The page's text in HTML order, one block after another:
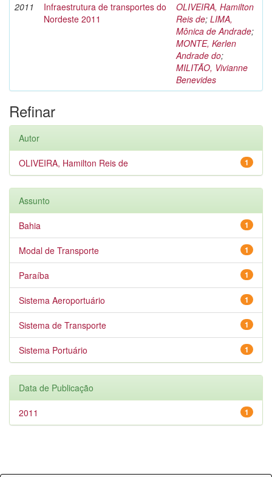
2011
Infraestrutura de transportes do
Nordeste 2011
OLIVEIRA, Hamilton
Reis de; LIMA,
Mônica de Andrade;
MONTE, Kerlen
Andrade do;
MILITÃO, Vivianne
Benevides
Refinar
Autor
1
OLIVEIRA, Hamilton Reis de
Assunto
1
Bahia
1
Modal de Transporte
1
Paraíba
1
Sistema Aeroportuário
1
Sistema de Transporte
1
Sistema Portuário
Data de Publicação
1
2011